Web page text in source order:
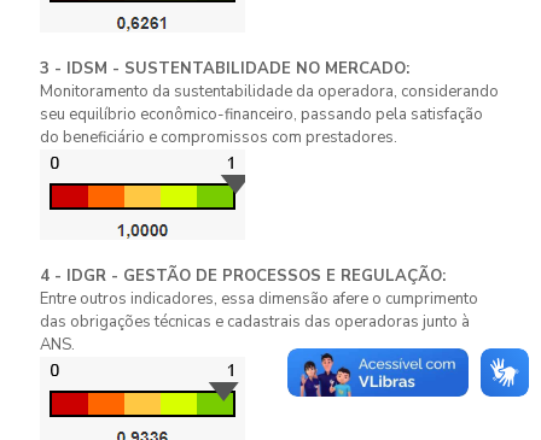
3 - IDSM - SUSTENTABILIDADE NO MERCADO:
Monitoramento da sustentabilidade da operadora, considerando
seu equilíbrio econômico-financeiro, passando pela satisfação
do beneficiário e compromissos com prestadores.
4 - IDGR - GESTÃO DE PROCESSOS E REGULAÇÃO:
Entre outros indicadores, essa dimensão afere o cumprimento
das obrigações técnicas e cadastrais das operadoras junto à
ANS.